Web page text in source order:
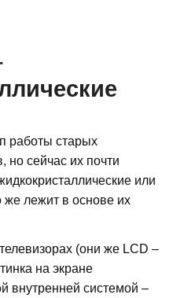
работы старых
но сейчас их почти
или
лежит в основе их
(они же LCD –
на экране
внутренней системой –